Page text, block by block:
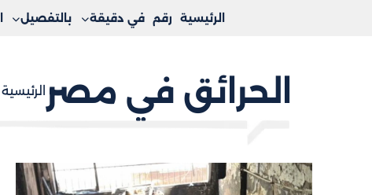
الرئيسية رقم في دقيقة بالتفصيل
الحرائق في مصر الرئيسية